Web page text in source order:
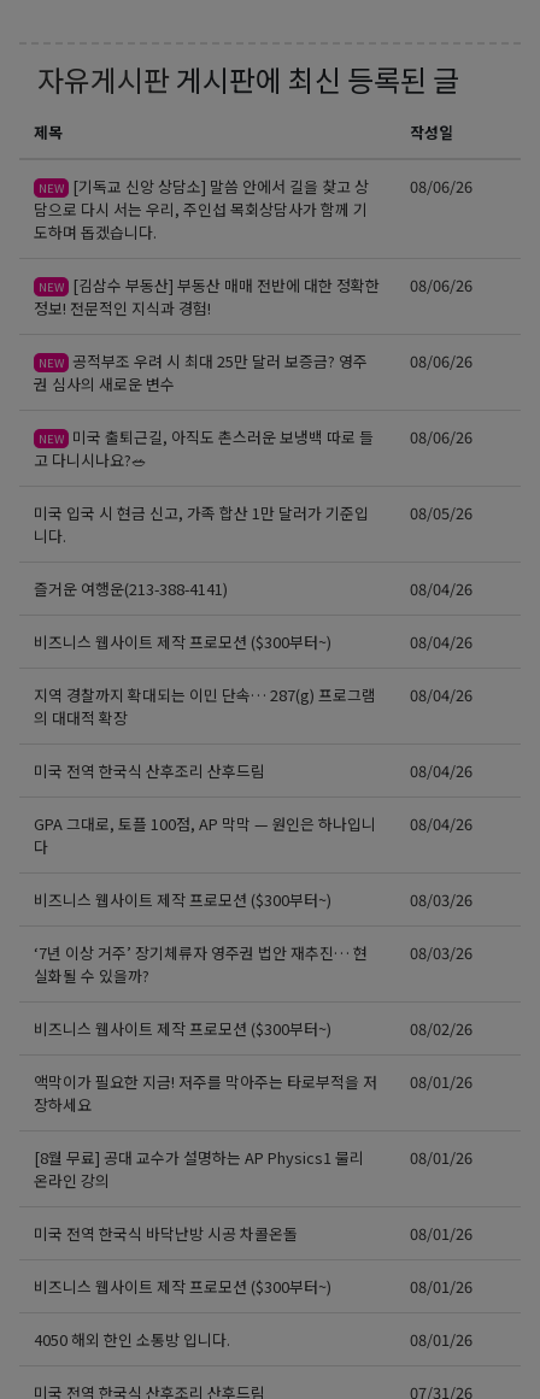
자유게시판 게시판에 최신 등록된 글
제목 작성일
NEW
[기독교 신앙 상담소] 말씀 안에서 길을 찾고 상
담으로 다시 서는 우리, 주인섭 목회상담사가 함께 기
도하며 돕겠습니다.
08/06/26
NEW
[김삼수 부동산] 부동산 매매 전반에 대한 정확한
정보! 전문적인 지식과 경험!
08/06/26
NEW 공적부조 우려 시 최대 25만 달러 보증금? 영주
권 심사의 새로운 변수
08/06/26
NEW 미국 출퇴근길, 아직도 촌스러운 보냉백 따로 들
고 다니시나요?🥗
08/06/26
미국 입국 시 현금 신고, 가족 합산 1만 달러가 기준입
니다.
08/05/26
즐거운 여행운(213-388-4141) 08/04/26
비즈니스 웹사이트 제작 프로모션 ($300부터~) 08/04/26
지역 경찰까지 확대되는 이민 단속… 287(g) 프로그램
의 대대적 확장
08/04/26
미국 전역 한국식 산후조리 산후드림 08/04/26
GPA 그대로, 토플 100점, AP 막막 — 원인은 하나입니
다
08/04/26
비즈니스 웹사이트 제작 프로모션 ($300부터~) 08/03/26
‘7년 이상 거주’ 장기체류자 영주권 법안 재추진… 현
실화될 수 있을까?
08/03/26
비즈니스 웹사이트 제작 프로모션 ($300부터~) 08/02/26
액막이가 필요한 지금! 저주를 막아주는 타로부적을 저
장하세요
08/01/26
[8월 무료] 공대 교수가 설명하는 AP Physics1 물리
온라인 강의
08/01/26
미국 전역 한국식 바닥난방 시공 차콜온돌 08/01/26
비즈니스 웹사이트 제작 프로모션 ($300부터~) 08/01/26
4050 해외 한인 소통방 입니다. 08/01/26
미국 전역 한국식 산후조리 산후드림 07/31/26